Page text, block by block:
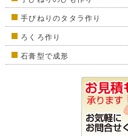
手びねりのタタラ作り
ろくろ作り
石膏型で成形